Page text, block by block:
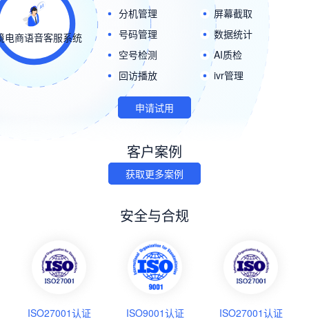
电商语音客服系统
分机管理
屏幕截取
号码管理
数据统计
空号检测
AI质检
回访播放
ivr管理
申请试用
客户案例
获取更多案例
安全与合规
ISO27001认证 ISO9001认证 ISO27001认证